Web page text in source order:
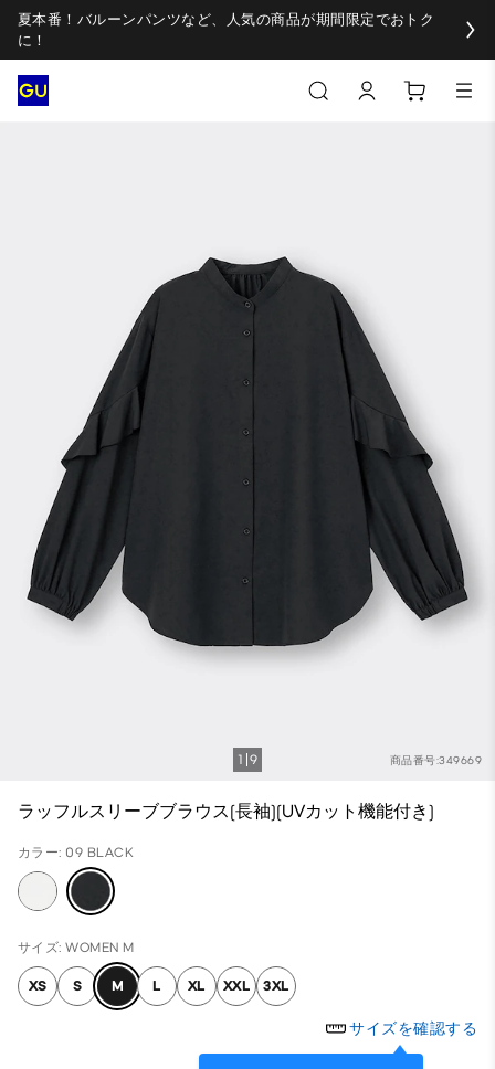
夏本番！バルーンパンツなど、人気の商品が期間限定でおトク
に！
商品番号:349669
1 9
ラッフルスリーブブラウス(長袖)(UVカット機能付き)
カラー: 09 BLACK
サイズ: WOMEN M
XS S M L XL XXL 3XL
サイズを確認する